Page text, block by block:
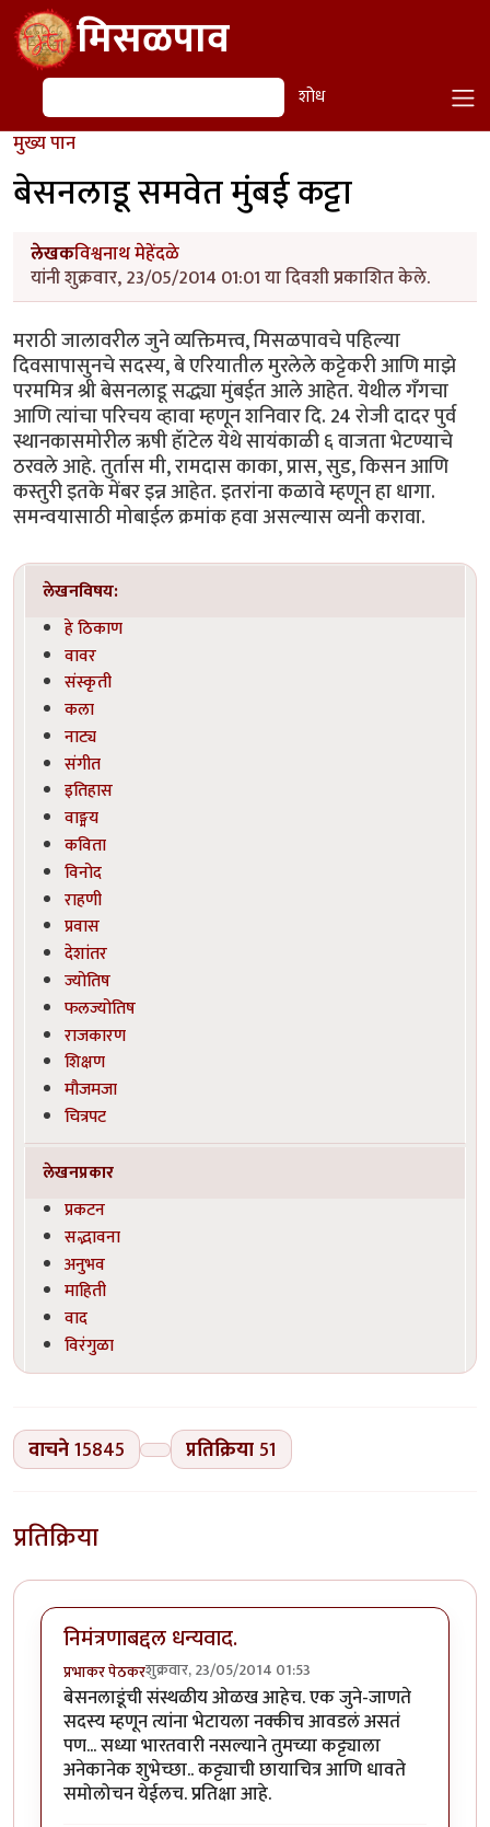
Skip to main contentमिसळपाव
शोध शोध
मुख्य पान
बेसनलाडू समवेत मुंबई कट्टा
लेखकविश्वनाथ मेहेंदळे
यांनी शुक्रवार, 23/05/2014 01:01 या दिवशी प्रकाशित केले.
मराठी जालावरील जुने व्यक्तिमत्त्व, मिसळपावचे पहिल्या
दिवसापासुनचे सदस्य, बे एरियातील मुरलेले कट्टेकरी आणि माझे
परममित्र श्री बेसनलाडू सद्ध्या मुंबईत आले आहेत. येथील गँगचा
आणि त्यांचा परिचय व्हावा म्हणून शनिवार दि. 24 रोजी दादर पुर्व
स्थानकासमोरील ऋषी हॅाटेल येथे सायंकाळी ६ वाजता भेटण्याचे
ठरवले आहे. तुर्तास मी, रामदास काका, प्रास, सुड, किसन आणि
कस्तुरी इतके मेंबर इन्न आहेत. इतरांना कळावे म्हणून हा धागा.
समन्वयासाठी मोबाईल क्रमांक हवा असल्यास व्यनी करावा.
लेखनविषय:
हे ठिकाण
वावर
संस्कृती
कला
नाट्य
संगीत
इतिहास
वाङ्मय
कविता
विनोद
राहणी
प्रवास
देशांतर
ज्योतिष
फलज्योतिष
राजकारण
शिक्षण
मौजमजा
चित्रपट
लेखनप्रकार
प्रकटन
सद्भावना
अनुभव
माहिती
वाद
विरंगुळा
वाचने15845 प्रतिक्रिया51
प्रतिक्रिया
निमंत्रणाबद्दल धन्यवाद.
प्रभाकर पेठकरशुक्रवार, 23/05/2014 01:53
बेसनलाडूंची संस्थळीय ओळख आहेच. एक जुने-जाणते
सदस्य म्हणून त्यांना भेटायला नक्कीच आवडलं असतं
पण... सध्या भारतवारी नसल्याने तुमच्या कट्ट्याला
अनेकानेक शुभेच्छा.. कट्ट्याची छायाचित्र आणि धावते
समोलोचन येईलच. प्रतिक्षा आहे.